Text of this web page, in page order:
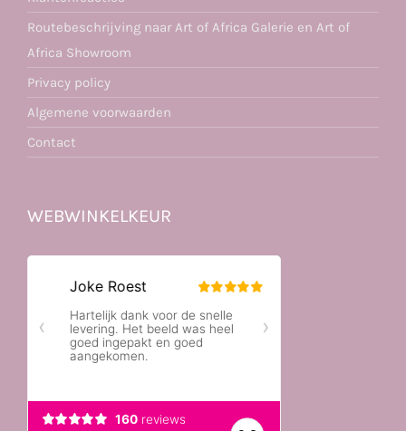
Routebeschrijving naar Art of Africa Galerie en Art of
Africa Showroom
Privacy policy
Algemene voorwaarden
Contact
WEBWINKELKEUR